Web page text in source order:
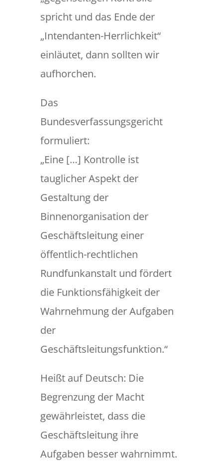
spricht und das Ende der
„Intendanten-Herrlichkeit“
einläutet, dann sollten wir
aufhorchen.
Das
Bundesverfassungsgericht
formuliert:
„Eine […] Kontrolle ist
tauglicher Aspekt der
Gestaltung der
Binnenorganisation der
Geschäftsleitung einer
öffentlich-rechtlichen
Rundfunkanstalt und fördert
die Funktionsfähigkeit der
Wahrnehmung der Aufgaben
der
Geschäftsleitungsfunktion.“
Heißt auf Deutsch: Die
Begrenzung der Macht
gewährleistet, dass die
Geschäftsleitung ihre
Aufgaben besser wahrnimmt.